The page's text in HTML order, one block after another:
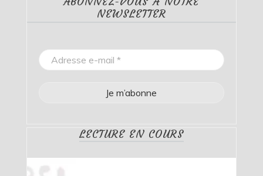
NEWSLETTER
LECTURE EN COURS